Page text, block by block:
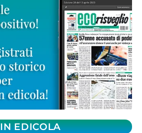
IN EDICOLA